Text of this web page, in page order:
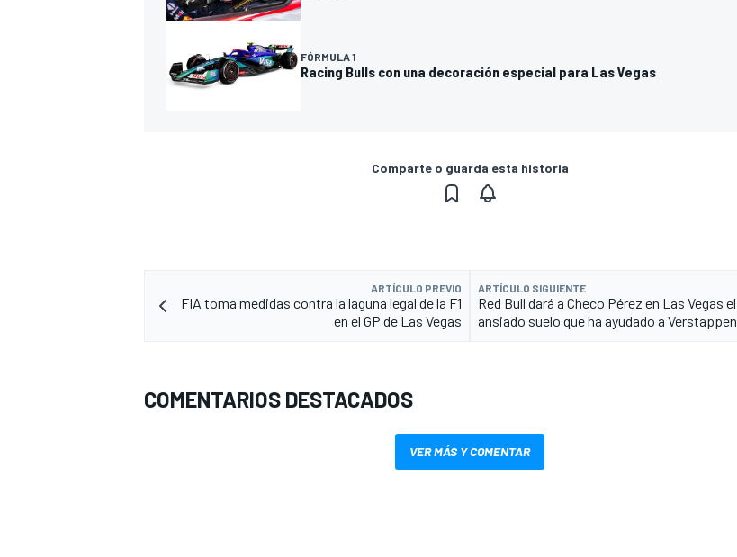
FÓRMULA 1
Racing Bulls con una decoración especial para Las Vegas
Comparte o guarda esta historia
ARTÍCULO PREVIO
FIA toma medidas contra la laguna legal de la F1
en el GP de Las Vegas
ARTÍCULO SIGUIENTE
Red Bull dará a Checo Pérez en Las Vegas el
ansiado suelo que ha ayudado a Verstappen
COMENTARIOS DESTACADOS
VER MÁS Y COMENTAR